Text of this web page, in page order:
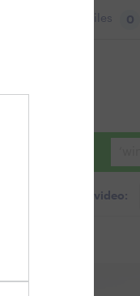
Files 0
Zoeken in foto & video: